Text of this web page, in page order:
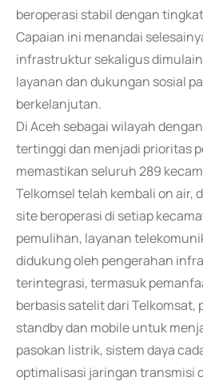
beroperasi stabil dengan
Capaian ini menandai
infrastruktur sekaligus
layanan dan dukungan sosial
berkelanjutan.
Di Aceh sebagai wilayah
tertinggi dan menjadi prioritas
memastikan seluruh 289
Telkomsel telah kembali on air,
site beroperasi di setiap
pemulihan, layanan
didukung oleh pengerahan
terintegrasi, termasuk
berbasis satelit dari Telkomsat,
standby dan mobile untuk
pasokan listrik, sistem daya
optimalisasi jaringan transmisi